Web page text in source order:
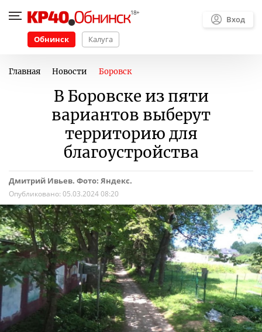
Обнинск Калуга
Вход
Главная Новости Боровск
В Боровске из пяти
вариантов выберут
территорию для
благоустройства
Дмитрий Ивьев. Фото: Яндекс.
Опубликовано: 05.03.2024 08:20